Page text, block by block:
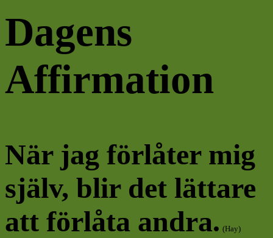
Dagens
Affirmation
När jag förlåter mig
själv, blir det lättare
att förlåta andra. (Hay)